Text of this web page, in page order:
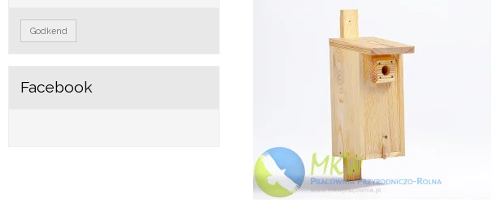
Godkend
Facebook